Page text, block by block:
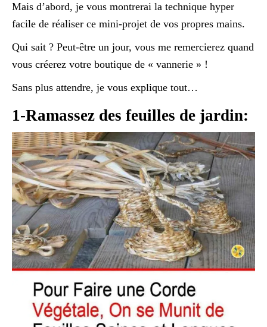
Mais d’abord, je vous montrerai la technique hyper
facile de réaliser ce mini-projet de vos propres mains.
Qui sait ? Peut-être un jour, vous me remercierez quand
vous créerez votre boutique de « vannerie » !
Sans plus attendre, je vous explique tout…
1-Ramassez des feuilles de jardin: